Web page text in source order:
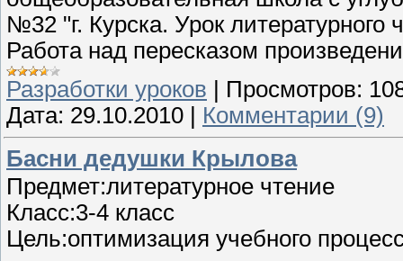
№32 "г. Курска. Урок
Работа над пересказом
Разработки уроков
Просмотров:
Дата: 29.10.2010
Комментарии (9)
Басни дедушки Крылова
Предмет:литературное чтение
Класс:3-4 класс
Цель:оптимизация учебного